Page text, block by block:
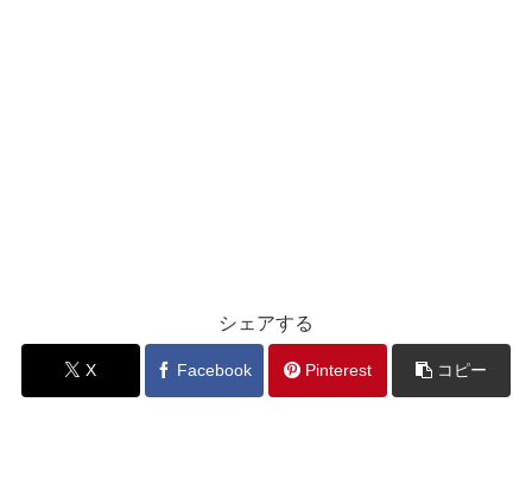
シェアする
X Facebook Pinterest コピー